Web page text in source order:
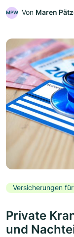
MPW Von Maren
Versicherungen
Private
und